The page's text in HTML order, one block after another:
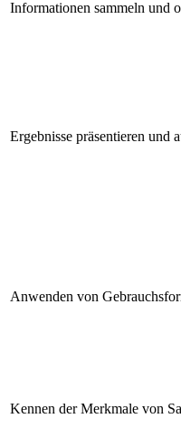
Informationen sammeln und
Ergebnisse präsentieren und
Anwenden von
Kennen der Merkmale von